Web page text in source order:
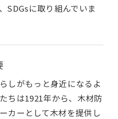
SDGsに取り組んでいま
しがもっと身近になるよ
ちは1921年から、木材防
カーとして木材を提供し